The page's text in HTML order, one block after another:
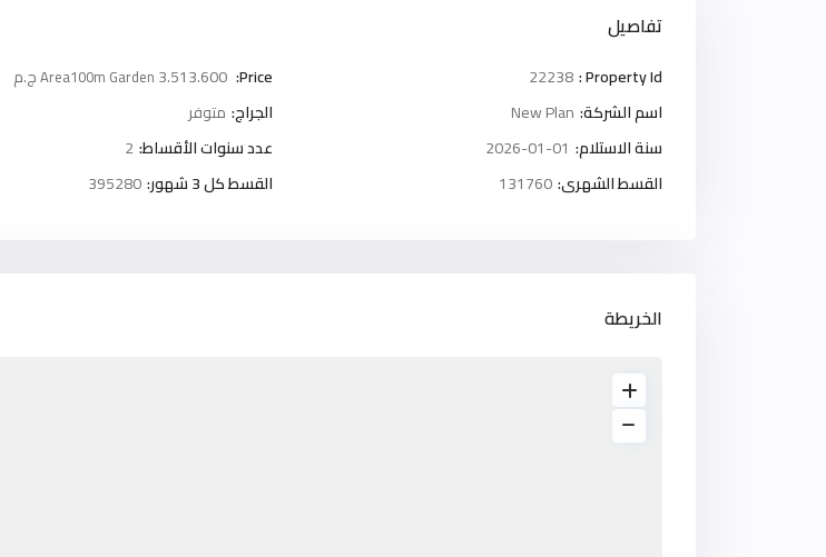
تفاصيل
Property Id :
22238
Price: 3.513.600 ج.م
اسم الشركة: New Plan الجراج: متوفر
سنة الاستلام: 2026-01-01 عدد سنوات الأقساط:2
القسط الشهرى:131760 القسط كل 3 شهور: 395280
الخريطة